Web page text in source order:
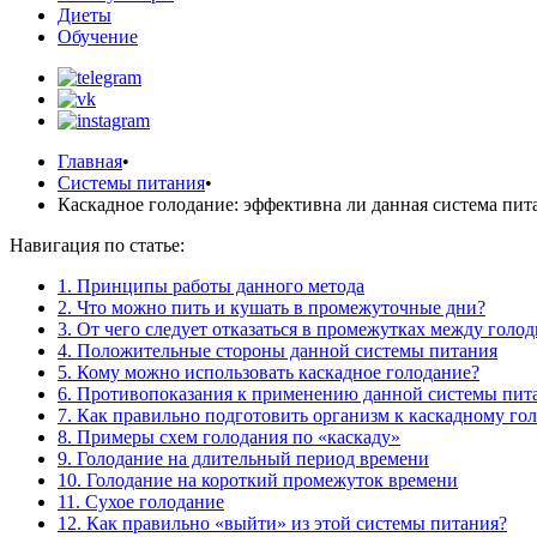
Диеты
Обучение
Главная•
Системы питания•
Каскадное голодание: эффективна ли данная система
Навигация по статье:
1. Принципы работы данного метода
2. Что можно пить и кушать в промежуточные дни?
3. От чего следует отказаться в промежутках между
4. Положительные стороны данной системы питания
5. Кому можно использовать каскадное голодание?
6. Противопоказания к применению данной системы
7. Как правильно подготовить организм к каскадному
8. Примеры схем голодания по «каскаду»
9. Голодание на длительный период времени
10. Голодание на короткий промежуток времени
11. Сухое голодание
12. Как правильно «выйти» из этой системы питания?